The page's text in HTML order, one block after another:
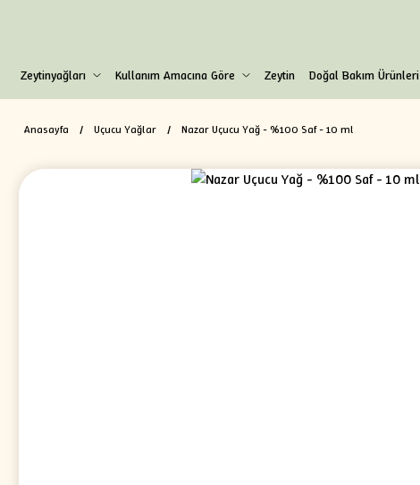
Zeytinyağları Kullanım Amacına Göre Zeytin Doğal Bakım Ürünleri
Anasayfa Uçucu Yağlar Nazar Uçucu Yağ - %100 Saf - 10 ml